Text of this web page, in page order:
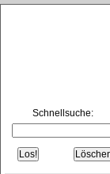
Schnellsuche: